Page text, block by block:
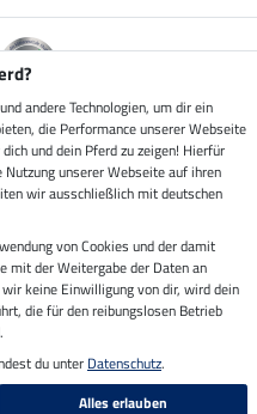
Vorkasse
07.08.2026 um 14:39
zzgl.
Versandkosten
andere Technologien, um dir ein
die Performance unserer Webseite
und dein Pferd zu zeigen! Hierfür
unserer Webseite auf ihren
wir ausschließlich mit deutschen
von Cookies und der damit
mit der Weitergabe der Daten an
keine Einwilligung von dir, wird dein
die für den reibungslosen Betrieb
du unter Datenschutz.
Alles erlauben